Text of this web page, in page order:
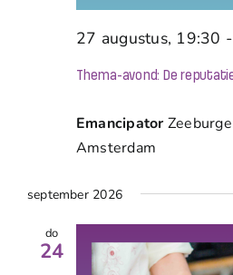
Thema-avond: De
27 augustus, 19:30 -
Emancipator
Amsterdam
september 2026
do
24